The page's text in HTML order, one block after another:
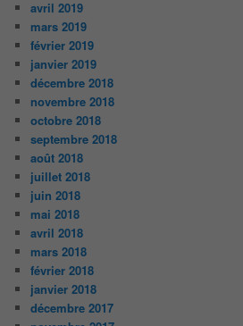
avril 2019
mars 2019
février 2019
janvier 2019
décembre 2018
novembre 2018
octobre 2018
septembre 2018
août 2018
juillet 2018
juin 2018
mai 2018
avril 2018
mars 2018
février 2018
janvier 2018
décembre 2017